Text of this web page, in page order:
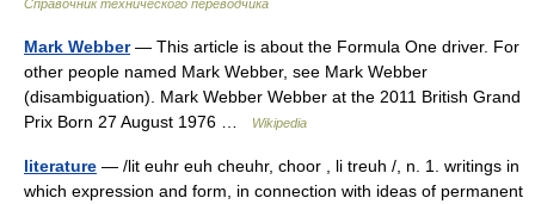
Справочник технического переводчика
Mark Webber— This article is about the Formula One driver. For
other people named Mark Webber, see Mark Webber
(disambiguation). Mark Webber Webber at the 2011 British Grand
Prix Born 27 August 1976 …
Wikipedia
literature — /lit euhr euh cheuhr, choor , li treuh /, n. 1. writings in
which expression and form, in connection with ideas of permanent